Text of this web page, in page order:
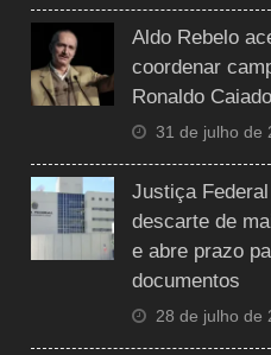
Aldo Rebelo
coordenar
Ronaldo Caiado
31 de julho de
Justiça
descarte de
e abre prazo
documentos
28 de julho de